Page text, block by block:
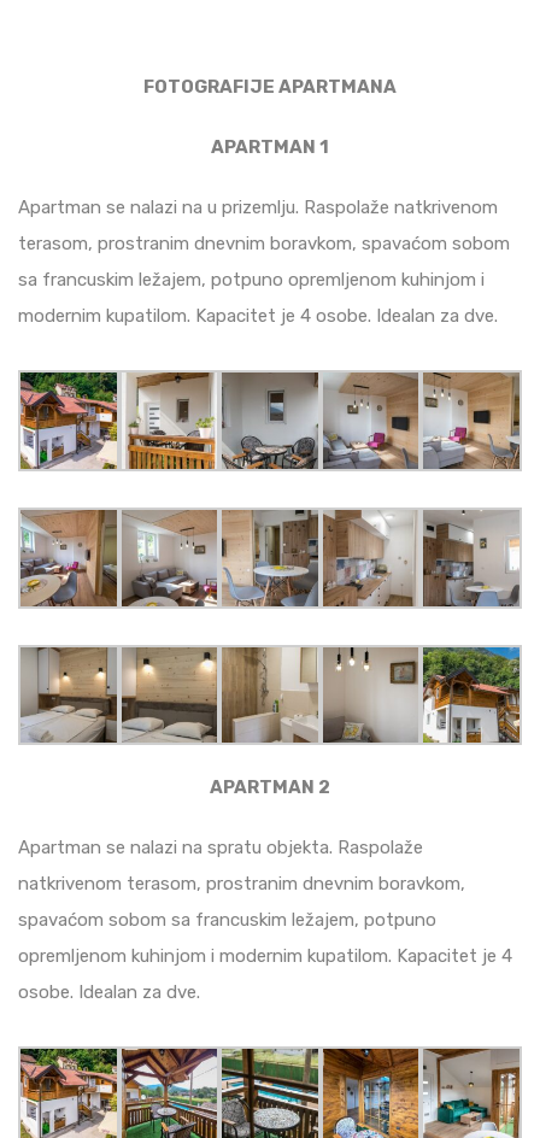
FOTOGRAFIJE APARTMANA
APARTMAN 1
Apartman se nalazi na u prizemlju. Raspolaže natkrivenom
terasom, prostranim dnevnim boravkom, spavaćom sobom
sa francuskim ležajem, potpuno opremljenom kuhinjom i
modernim kupatilom. Kapacitet je 4 osobe. Idealan za dve.
APARTMAN 2
Apartman se nalazi na spratu objekta. Raspolaže
natkrivenom terasom, prostranim dnevnim boravkom,
spavaćom sobom sa francuskim ležajem, potpuno
opremljenom kuhinjom i modernim kupatilom. Kapacitet je 4
osobe. Idealan za dve.